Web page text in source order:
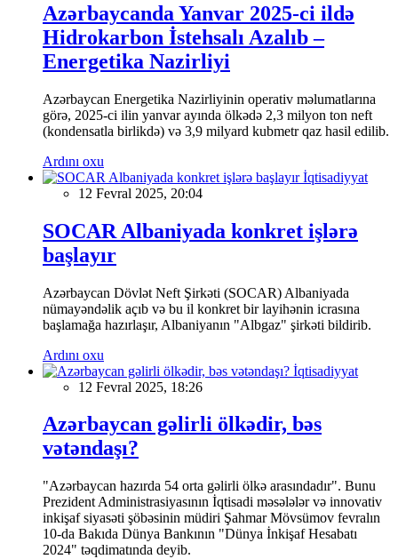
Azərbaycanda Yanvar 2025-ci ildə
Hidrokarbon İstehsalı Azalıb –
Energetika Nazirliyi
Azərbaycan Energetika Nazirliyinin operativ məlumatlarına
görə, 2025-ci ilin yanvar ayında ölkədə 2,3 milyon ton neft
(kondensatla birlikdə) və 3,9 milyard kubmetr qaz hasil edilib.
Ardını oxu
İqtisadiyyat
12 Fevral 2025, 20:04
SOCAR Albaniyada konkret işlərə
başlayır
Azərbaycan Dövlət Neft Şirkəti (SOCAR) Albaniyada
nümayəndəlik açıb və bu il konkret bir layihənin icrasına
başlamağa hazırlaşır, Albaniyanın "Albgaz" şirkəti bildirib.
Ardını oxu
İqtisadiyyat
12 Fevral 2025, 18:26
Azərbaycan gəlirli ölkədir, bəs
vətəndaşı?
"Azərbaycan hazırda 54 orta gəlirli ölkə arasındadır". Bunu
Prezident Administrasiyasının İqtisadi məsələlər və innovativ
inkişaf siyasəti şöbəsinin müdiri Şahmar Mövsümov fevralın
10-da Bakıda Dünya Bankının "Dünya İnkişaf Hesabatı
2024" təqdimatında deyib.